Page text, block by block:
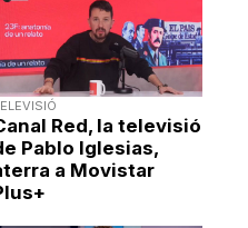
Red, la televisió
Pablo Iglesias,
a Movistar